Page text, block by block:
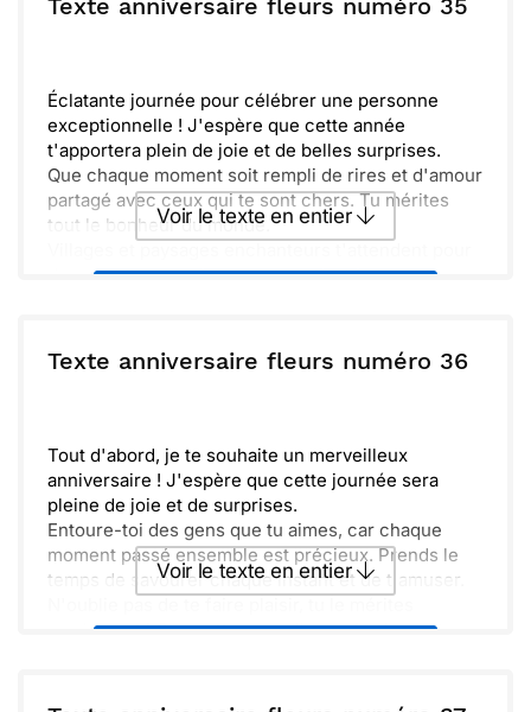
Texte anniversaire fleurs numéro 35
Éclatante journée pour célébrer une personne
exceptionnelle ! J'espère que cette année
t'apportera plein de joie et de belles surprises.
Que chaque moment soit rempli de rires et d'amour
partagé avec ceux qui te sont chers. Tu mérites
tout le bonheur du monde.
de nouvelles aventures à vivre. Profite bien de
Voir le texte en entier
ou : Copier Recevoir par mail
Texte anniversaire fleurs numéro 36
Tout d'abord, je te souhaite un merveilleux
anniversaire ! J'espère que cette journée sera
pleine de joie et de surprises.
Entoure-toi des gens que tu aimes, car chaque
moment passé ensemble est précieux. Prends le
temps de savourer chaque instant et de t'amuser.
amplement ! Que cette nouvelle année t'apporte
aventures. J'ai hâte de créer encore plus de
Voir le texte en entier